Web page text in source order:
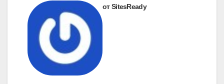
от SitesReady